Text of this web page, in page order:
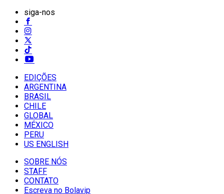
siga-nos
EDIÇÕES
ARGENTINA
BRASIL
CHILE
GLOBAL
MÉXICO
PERU
US ENGLISH
SOBRE NÓS
STAFF
CONTATO
Escreva no Bolavip